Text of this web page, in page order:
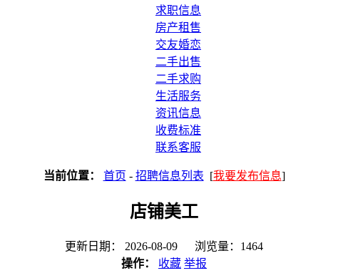
求职信息
房产租售
交友婚恋
二手出售
二手求购
生活服务
资讯信息
收费标准
联系客服
当前位置： 首页 - 招聘信息列表 [我要发布信息]
店铺美工
更新日期： 2026-08-09 浏览量：1464
操作：
收藏 举报